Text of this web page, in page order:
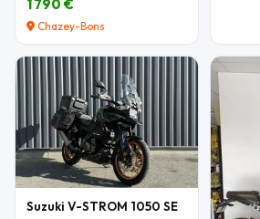
1 790 €
Chazey-Bons
Suzuki V-STROM 1050 SE